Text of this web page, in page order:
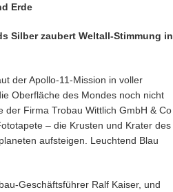
Erde
Silber zaubert Weltall-Stimmung in
der Apollo-11-Mission in voller
Oberfläche des Mondes noch nicht
Firma Trobau Wittlich GmbH & Co
– die Krusten und Krater des
aufsteigen. Leuchtend Blau
Geschäftsführer Ralf Kaiser, und